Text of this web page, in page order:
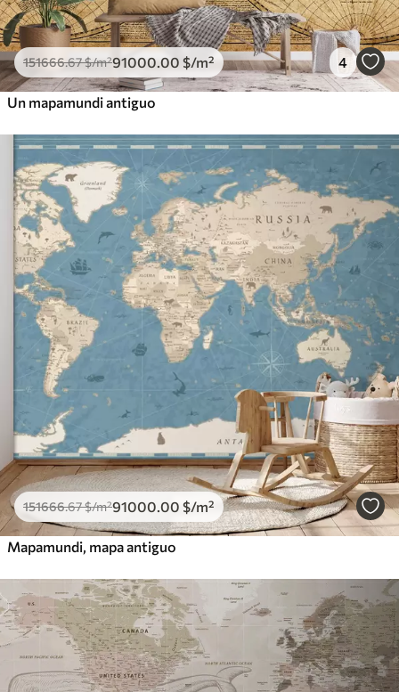
151666.67$/m²91000.00 $/m² 4
Un mapamundi antiguo
151666.67$/m²91000.00 $/m²
Mapamundi, mapa antiguo